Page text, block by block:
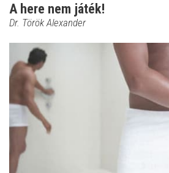
A here nem játék!
Dr. Török Alexander